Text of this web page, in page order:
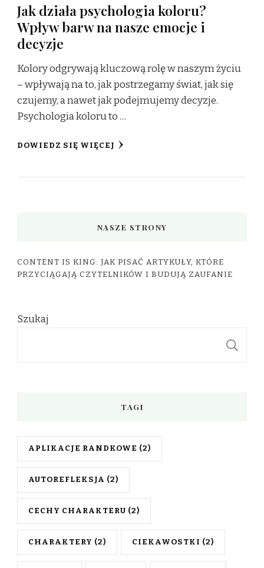
Jak działa psychologia koloru?
Wpływ barw na nasze emocje i
decyzje
Kolory odgrywają kluczową rolę w naszym życiu
– wpływają na to, jak postrzegamy świat, jak się
czujemy, a nawet jak podejmujemy decyzje.
Psychologia koloru to …
DOWIEDZ SIĘ WIĘCEJ
NASZE STRONY
CONTENT IS KING: JAK PISAĆ ARTYKUŁY, KTÓRE
PRZYCIĄGAJĄ CZYTELNIKÓW I BUDUJĄ ZAUFANIE
Szukaj
TAGI
APLIKACJE RANDKOWE (2)
AUTOREFLEKSJA (2)
CECHY CHARAKTERU (2)
CHARAKTERY (2) CIEKAWOSTKI (2)